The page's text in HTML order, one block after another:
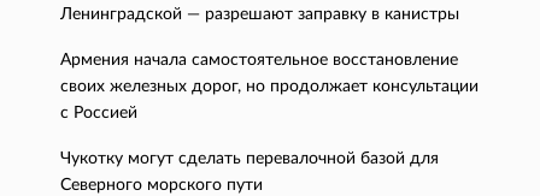
Ленинградской — разрешают заправку в канистры
Армения начала самостоятельное восстановление
своих железных дорог, но продолжает консультации
с Россией
Чукотку могут сделать перевалочной базой для
Северного морского пути